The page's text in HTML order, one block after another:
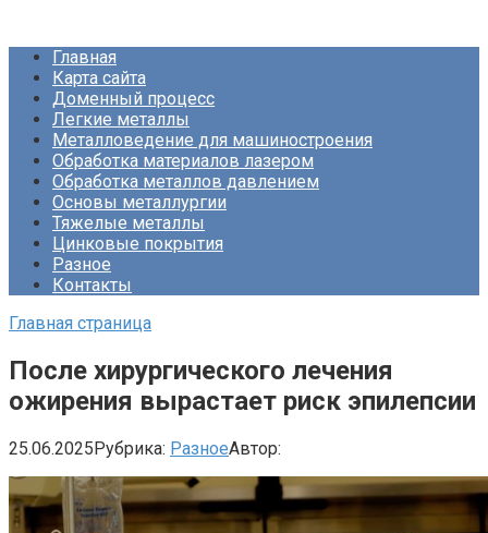
контентуГлавная
Карта сайта
Доменный процесс
Легкие металлы
Металловедение для машиностроения
Обработка материалов лазером
Обработка металлов давлением
Основы металлургии
Тяжелые металлы
Цинковые покрытия
Разное
Контакты
Главная страница
После хирургического лечения
ожирения вырастает риск эпилепсии
25.06.2025Рубрика: РазноеАвтор: